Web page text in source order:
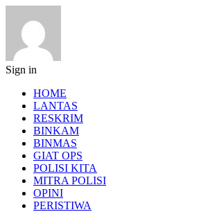
Sign in
HOME
LANTAS
RESKRIM
BINKAM
BINMAS
GIAT OPS
POLISI KITA
MITRA POLISI
OPINI
PERISTIWA